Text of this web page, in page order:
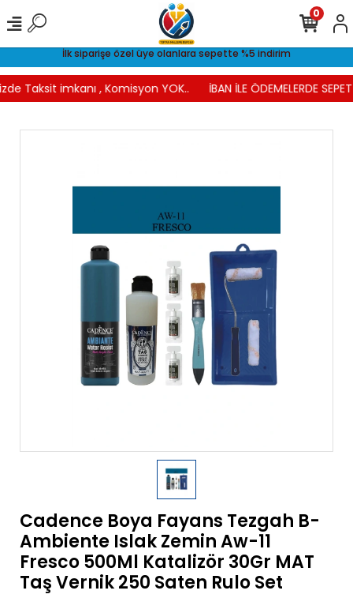
İlk siparişe özel üye olanlara sepette %5 indirim
Taksit imkanı , Komisyon YOK.. İBAN İLE ÖDEMELERDE
0
Cadence Boya Fayans Tezgah B-
Ambiente Islak Zemin Aw-11
Fresco 500Ml Katalizör 30Gr MAT
Taş Vernik 250 Saten Rulo Set